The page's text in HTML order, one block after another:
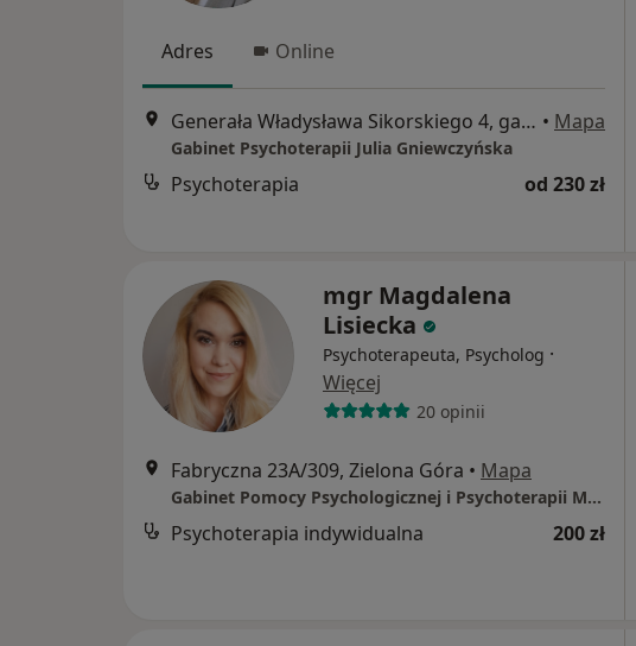
Adres Online
Generała Władysława Sikorskiego 4, gabinet 107, Zielona Góra • Mapa
Gabinet Psychoterapii Julia Gniewczyńska
Psychoterapia od 230 zł
mgr Magdalena
Lisiecka
Psychoterapeuta, Psycholog ·
Więcej
20 opinii
Fabryczna 23A/309, Zielona Góra • Mapa
Gabinet Pomocy Psychologicznej i Psychoterapii Magdalena Lisiecka
Psychoterapia indywidualna 200 zł